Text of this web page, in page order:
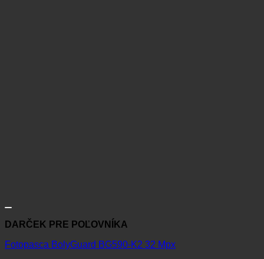
DARČEK PRE POĽOVNÍKA
Fotopasca BolyGuard BG590-K2 32 Mpx